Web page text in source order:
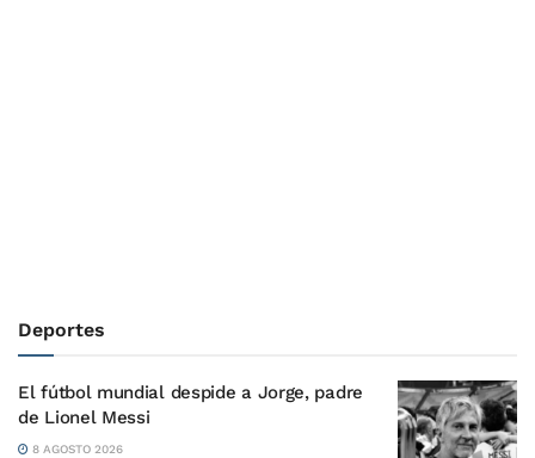
Deportes
El fútbol mundial despide a Jorge, padre
de Lionel Messi
8 AGOSTO 2026